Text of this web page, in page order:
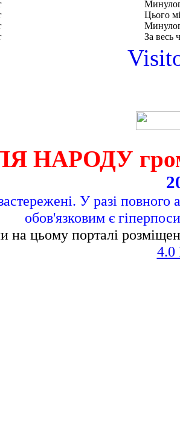
Цього
За весь
НАРОДУ
У разі повного
обов'язковим є
на цьому порталі
4.0